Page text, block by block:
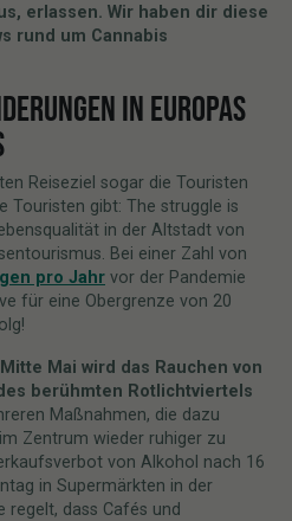
erlassen. Wir haben dir diese
rund um Cannabis
IN EUROPAS
Reiseziel sogar die Touristen
Touristen gibt: The struggle is
in der Altstadt von
Bei einer Zahl von
pro Jahr vor der Pandemie
für eine Obergrenze von 20
Mai wird das Rauchen von
berühmten Rotlichtviertels
Maßnahmen, die dazu
Zentrum wieder ruhiger zu
von Alkohol nach 16
in Supermärkten in der
regelt, dass Cafés und